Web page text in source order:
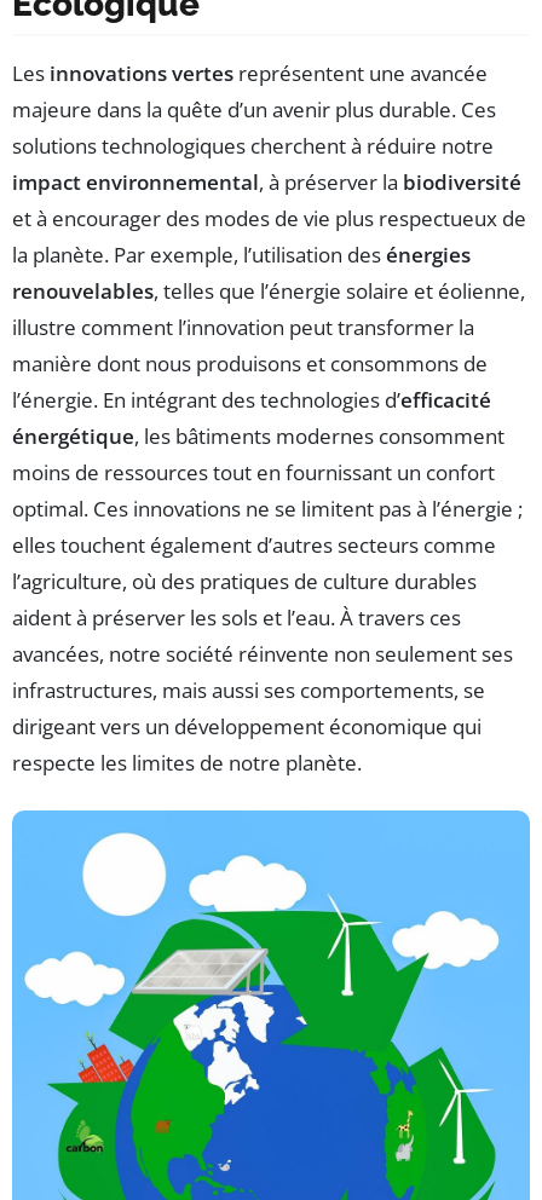
Les innovations vertes représentent une avancée
majeure dans la quête d’un avenir plus durable. Ces
solutions technologiques cherchent à réduire notre
impact environnemental, à préserver la biodiversité
et à encourager des modes de vie plus respectueux de
la planète. Par exemple, l’utilisation desénergies
renouvelables, telles que l’énergie solaire et éolienne,
illustre comment l’innovation peut transformer la
manière dont nous produisons et consommons de
l’énergie. En intégrant des technologies d’efficacité
énergétique, les bâtiments modernes consomment
moins de ressources tout en fournissant un confort
optimal. Ces innovations ne se limitent pas à l’énergie ;
elles touchent également d’autres secteurs comme
l’agriculture, où des pratiques de culture durables
aident à préserver les sols et l’eau. À travers ces
avancées, notre société réinvente non seulement ses
infrastructures, mais aussi ses comportements, se
dirigeant vers un développement économique qui
respecte les limites de notre planète.